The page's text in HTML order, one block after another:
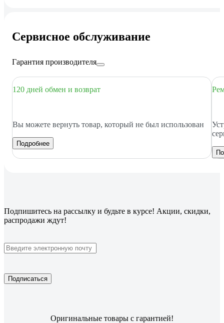
Сервисное обслуживание
Гарантия производителя
120 дней обмен и возврат
Вы можете вернуть товар, который не был использован
Подробнее
Подпишитесь на рассылку и будьте в курсе! Акции, скидки,
распродажи ждут!
Подписаться
Оригинальные товары с гарантией!